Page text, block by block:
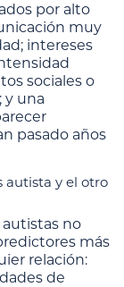
por alto
muy
intereses
sociales o
y una
pasado años
autista y el otro
autistas no
más
relación:
de